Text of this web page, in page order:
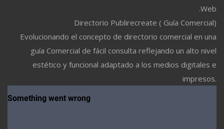
Web.
Directorio Publirecreate ( Guía Comercial)
Evolucionando el concepto de directorio comercial en una
guía Comercial de fácil consulta reflejando un alto nivel
estético y funcional adaptado a los medios digitales e
impresos.